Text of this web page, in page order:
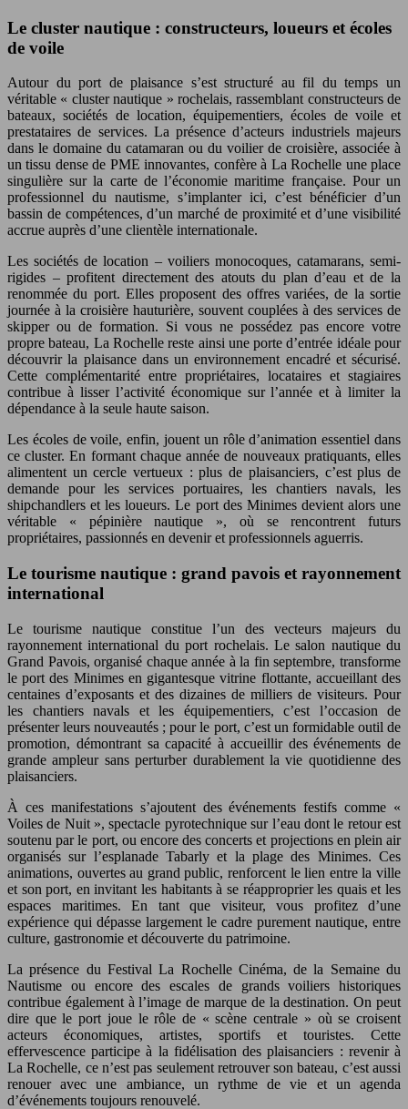
Le cluster nautique : constructeurs, loueurs et écoles
de voile
Autour du port de plaisance s’est structuré au fil du temps un
véritable « cluster nautique » rochelais, rassemblant constructeurs de
bateaux, sociétés de location, équipementiers, écoles de voile et
prestataires de services. La présence d’acteurs industriels majeurs
dans le domaine du catamaran ou du voilier de croisière, associée à
un tissu dense de PME innovantes, confère à La Rochelle une place
singulière sur la carte de l’économie maritime française. Pour un
professionnel du nautisme, s’implanter ici, c’est bénéficier d’un
bassin de compétences, d’un marché de proximité et d’une visibilité
accrue auprès d’une clientèle internationale.
Les sociétés de location – voiliers monocoques, catamarans, semi-
rigides – profitent directement des atouts du plan d’eau et de la
renommée du port. Elles proposent des offres variées, de la sortie
journée à la croisière hauturière, souvent couplées à des services de
skipper ou de formation. Si vous ne possédez pas encore votre
propre bateau, La Rochelle reste ainsi une porte d’entrée idéale pour
découvrir la plaisance dans un environnement encadré et sécurisé.
Cette complémentarité entre propriétaires, locataires et stagiaires
contribue à lisser l’activité économique sur l’année et à limiter la
dépendance à la seule haute saison.
Les écoles de voile, enfin, jouent un rôle d’animation essentiel dans
ce cluster. En formant chaque année de nouveaux pratiquants, elles
alimentent un cercle vertueux : plus de plaisanciers, c’est plus de
demande pour les services portuaires, les chantiers navals, les
shipchandlers et les loueurs. Le port des Minimes devient alors une
véritable « pépinière nautique », où se rencontrent futurs
propriétaires, passionnés en devenir et professionnels aguerris.
Le tourisme nautique : grand pavois et rayonnement
international
Le tourisme nautique constitue l’un des vecteurs majeurs du
rayonnement international du port rochelais. Le salon nautique du
Grand Pavois, organisé chaque année à la fin septembre, transforme
le port des Minimes en gigantesque vitrine flottante, accueillant des
centaines d’exposants et des dizaines de milliers de visiteurs. Pour
les chantiers navals et les équipementiers, c’est l’occasion de
présenter leurs nouveautés ; pour le port, c’est un formidable outil de
promotion, démontrant sa capacité à accueillir des événements de
grande ampleur sans perturber durablement la vie quotidienne des
plaisanciers.
À ces manifestations s’ajoutent des événements festifs comme «
Voiles de Nuit », spectacle pyrotechnique sur l’eau dont le retour est
soutenu par le port, ou encore des concerts et projections en plein air
organisés sur l’esplanade Tabarly et la plage des Minimes. Ces
animations, ouvertes au grand public, renforcent le lien entre la ville
et son port, en invitant les habitants à se réapproprier les quais et les
espaces maritimes. En tant que visiteur, vous profitez d’une
expérience qui dépasse largement le cadre purement nautique, entre
culture, gastronomie et découverte du patrimoine.
La présence du Festival La Rochelle Cinéma, de la Semaine du
Nautisme ou encore des escales de grands voiliers historiques
contribue également à l’image de marque de la destination. On peut
dire que le port joue le rôle de « scène centrale » où se croisent
acteurs économiques, artistes, sportifs et touristes. Cette
effervescence participe à la fidélisation des plaisanciers : revenir à
La Rochelle, ce n’est pas seulement retrouver son bateau, c’est aussi
renouer avec une ambiance, un rythme de vie et un agenda
d’événements toujours renouvelé.